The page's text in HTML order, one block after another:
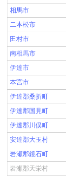
相馬市
二本松市
田村市
南相馬市
伊達市
本宮市
伊達郡桑折町
伊達郡国見町
伊達郡川俣町
安達郡大玉村
岩瀬郡鏡石町
岩瀬郡天栄村